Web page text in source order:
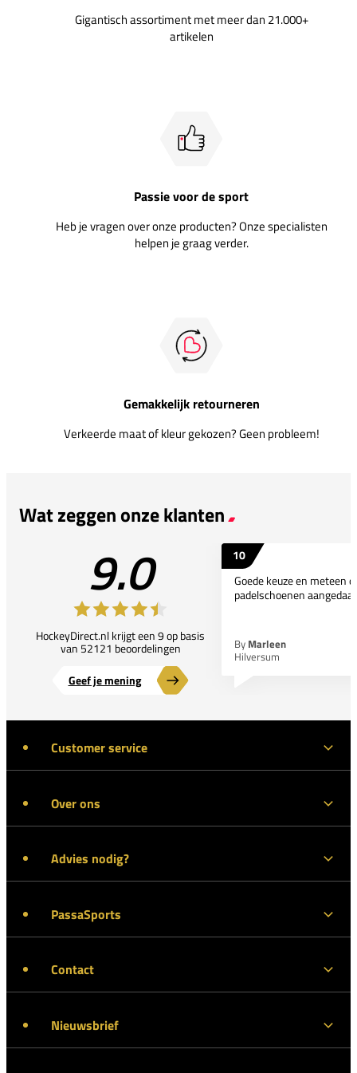
Gigantisch assortiment met meer dan 21.000+
artikelen
Passie voor de sport
Heb je vragen over onze producten? Onze specialisten
helpen je graag verder.
Gemakkelijk retourneren
Verkeerde maat of kleur gekozen? Geen probleem!
Wat zeggen onze klanten
9.0
HockeyDirect.nl krijgt een 9 op basis
van 52121 beoordelingen
Geef je mening
10
Goede keuze en meteen
padelschoenen
By Marleen
Hilversum
Customer service
Over ons
Advies nodig?
PassaSports
Contact
Nieuwsbrief